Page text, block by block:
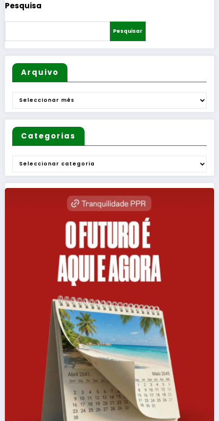
Pesquisa
Pesquisar
Arquivo
Arquivo
Categorias
Categorias